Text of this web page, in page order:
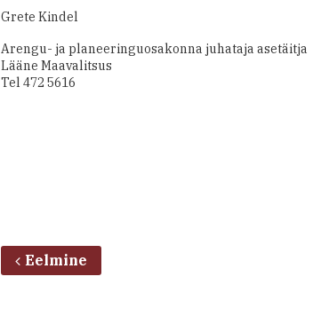
Grete Kindel
Arengu- ja planeeringuosakonna juhataja asetäitja
Lääne Maavalitsus
Tel 472 5616
Eelmine